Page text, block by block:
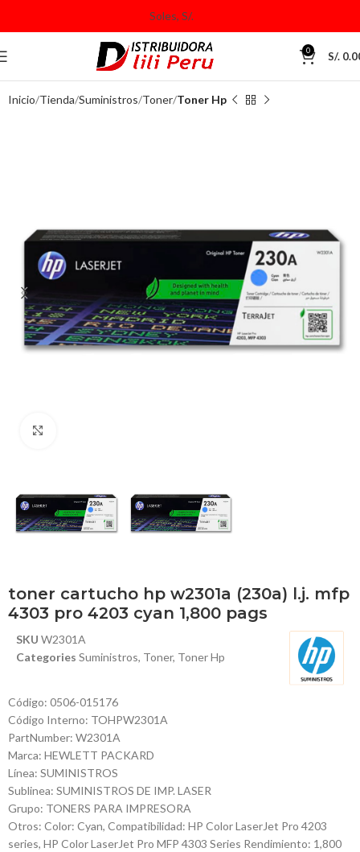
0 S/.
Inicio Tienda Suministros Toner Toner Hp
toner cartucho hp w2301a (230a) l.j. mfp
4303 pro 4203 cyan 1,800 pags
SKU W2301A
Categories Suministros, Toner, Toner Hp
Código: 0506-015176
Código Interno: TOHPW2301A
PartNumber: W2301A
Marca: HEWLETT PACKARD
Línea: SUMINISTROS
Sublinea: SUMINISTROS DE IMP. LASER
Grupo: TONERS PARA IMPRESORA
Otros: Color: Cyan, Compatibilidad: HP Color LaserJet Pro 4203
series, HP Color LaserJet Pro MFP 4303 Series Rendimiento: 1,800